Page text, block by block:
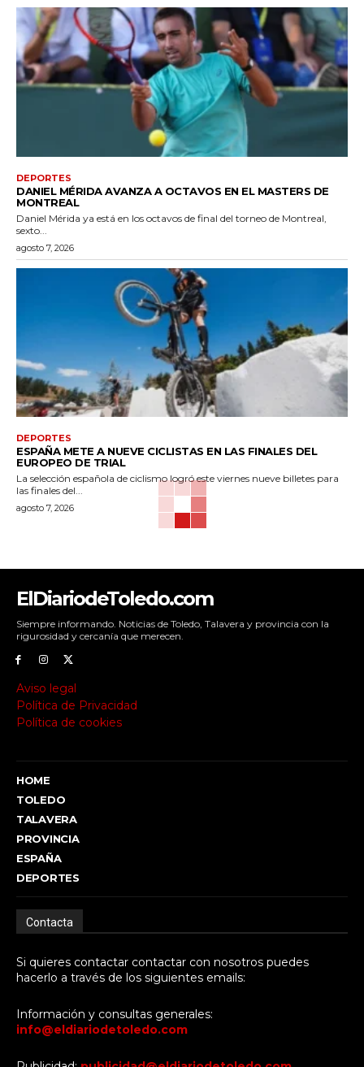
DEPORTES
DANIEL MÉRIDA AVANZA A OCTAVOS EN EL MASTERS DE
MONTREAL
Daniel Mérida ya está en los octavos de final del torneo de Montreal,
sexto...
agosto 7, 2026
DEPORTES
ESPAÑA METE A NUEVE CICLISTAS EN LAS FINALES DEL
EUROPEO DE TRIAL
La selección española de ciclismo logró este viernes nueve billetes para
las finales del...
agosto 7, 2026
ElDiariodeToledo.com
Siempre informando. Noticias de Toledo, Talavera y provincia con la
rigurosidad y cercanía que merecen.
Aviso legal
Política de Privacidad
Política de cookies
HOME
TOLEDO
TALAVERA
PROVINCIA
ESPAÑA
DEPORTES
Contacta
Si quieres contactar contactar con nosotros puedes
hacerlo a través de los siguientes emails:
Información y consultas generales:
info@eldiariodetoledo.com